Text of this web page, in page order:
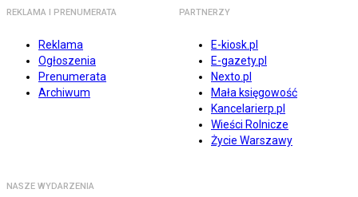
REKLAMA I PRENUMERATA
Reklama
Ogłoszenia
Prenumerata
Archiwum
PARTNERZY
E-kiosk.pl
E-gazety.pl
Nexto.pl
Mała księgowość
Kancelarierp.pl
Wieści Rolnicze
Życie Warszawy
NASZE WYDARZENIA